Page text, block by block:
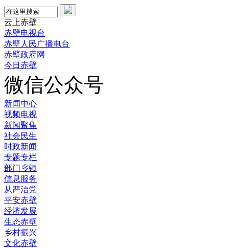
云上赤壁
赤壁电视台
赤壁人民广播电台
赤壁政府网
今日赤壁
微信公众号
新闻中心
视频电视
新闻聚焦
社会民生
时政新闻
专题专栏
部门乡镇
信息服务
从严治党
平安赤壁
经济发展
生态赤壁
乡村振兴
文化赤壁